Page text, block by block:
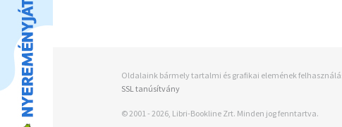
Oldalaink bármely tartalmi és grafikai elemének
SSL tanúsítvány
© 2001 - 2026, Libri-Bookline Zrt. Minden jog fenntartva.